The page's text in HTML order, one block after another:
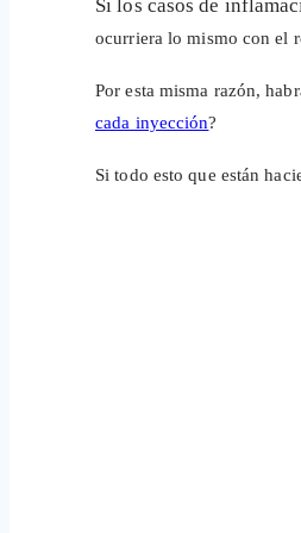
Si los casos de
ocurriera lo mismo con el
Por esta misma razón,
cada inyección?
Si todo esto que están